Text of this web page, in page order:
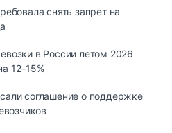
снять запрет на
в России летом 2026
12–15%
соглашение о поддержке